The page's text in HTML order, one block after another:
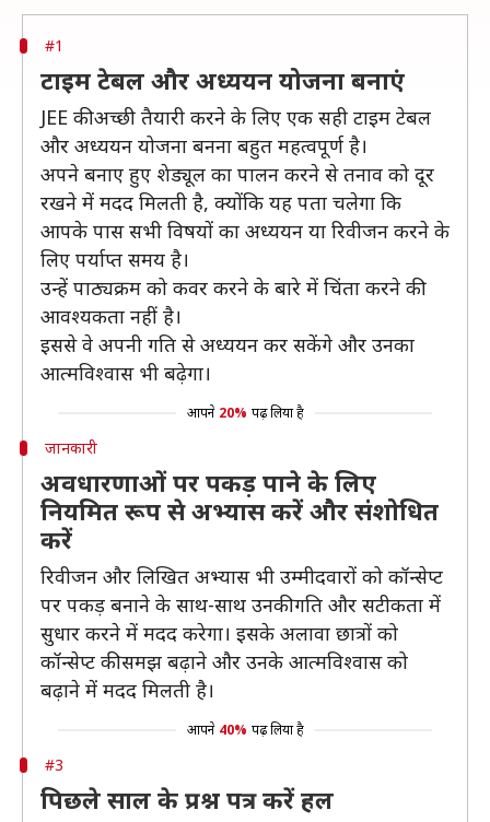
#1
टाइम टेबल और अध्ययन योजना बनाएं
JEE की अच्छी तैयारी करने के लिए एक सही टाइम टेबल
और अध्ययन योजना बनना बहुत महत्वपूर्ण है।
अपने बनाए हुए शेड्यूल का पालन करने से तनाव को दूर
रखने में मदद मिलती है, क्योंकि यह पता चलेगा कि
आपके पास सभी विषयों का अध्ययन या रिवीजन करने के
लिए पर्याप्त समय है।
उन्हें पाठ्यक्रम को कवर करने के बारे में चिंता करने की
आवश्यकता नहीं है।
इससे वे अपनी गति से अध्ययन कर सकेंगे और उनका
आत्मविश्वास भी बढ़ेगा।
आपने 20% पढ़ लिया है
जानकारी
अवधारणाओं पर पकड़ पाने के लिए
नियमित रूप से अभ्यास करें और संशोधित
करें
रिवीजन और लिखित अभ्यास भी उम्मीदवारों को कॉन्सेप्ट
पर पकड़ बनाने के साथ-साथ उनकी गति और सटीकता में
सुधार करने में मदद करेगा। इसके अलावा छात्रों को
कॉन्सेप्ट की समझ बढ़ाने और उनके आत्मविश्वास को
बढ़ाने में मदद मिलती है।
आपने 40% पढ़ लिया है
#3
पिछले साल के प्रश्न पत्र करें हल